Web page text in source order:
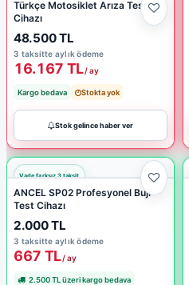
Türkçe Motosiklet Arıza Tespit
Cihazı
48.500 TL
3 taksitte aylık ödeme
16.167 TL/ ay
Kargo bedava Stokta yok
Stok gelince haber ver
ANCEL SP02 Profesyonel Buji
Test Cihazı
2.000 TL
3 taksitte aylık ödeme
667 TL/ ay
2.500 TL üzeri kargo bedava